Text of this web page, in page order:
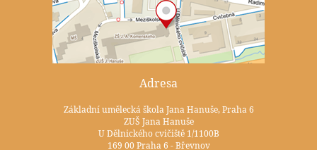
Adresa
Základní umělecká škola Jana Hanuše, Praha 6
ZUŠ Jana Hanuše
U Dělnického cvičiště 1/1100B
169 00 Praha 6 - Břevnov